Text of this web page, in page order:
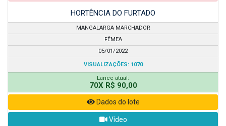
HORTÊNCIA DO FURTADO
MANGALARGA MARCHADOR
FÊMEA
05/01/2022
VISUALIZAÇÕES: 1070
Lance atual:
70X R$ 90,00
Dados do lote
Vídeo